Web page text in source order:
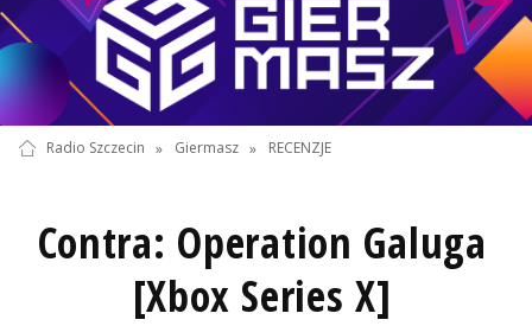
Radio Szczecin » Giermasz » RECENZJE
Contra: Operation Galuga
[Xbox Series X]